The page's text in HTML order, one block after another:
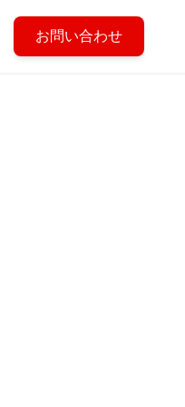
お問い合わせ